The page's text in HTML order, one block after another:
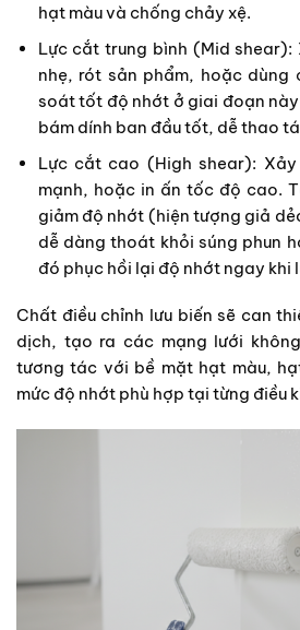
hạt màu và chống chảy xệ.
Lực cắt trung bình (Mid shear):
nhẹ, rót sản phẩm, hoặc dùng
soát tốt độ nhớt ở giai đoạn
bám dính ban đầu tốt, dễ thao
Lực cắt cao (High shear):
mạnh, hoặc in ấn tốc độ cao.
giảm độ nhớt (hiện tượng giả
dễ dàng thoát khỏi súng phun
đó phục hồi lại độ nhớt ngay khi
Chất điều chỉnh lưu biến sẽ can
dịch, tạo ra các mạng lưới
tương tác với bề mặt hạt màu,
mức độ nhớt phù hợp tại từng điều